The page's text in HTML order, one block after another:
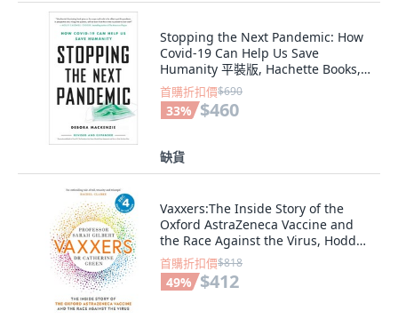
Stopping the Next Pandemic: How
Covid-19 Can Help Us Save
Humanity 平裝版, Hachette Books,
英文
首購折扣價$690
33% $460
缺貨
Vaxxers:The Inside Story of the
Oxford AstraZeneca Vaccine and
the Race Against the Virus, Hodder
& Stoughton, 英文, 精裝版
首購折扣價$818
49% $412